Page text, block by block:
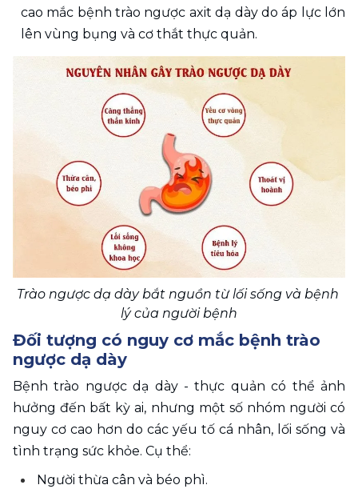
cao mắc bệnh trào ngược axit dạ dày do áp lực lớn
lên vùng bụng và cơ thắt thực quản.
Trào ngược dạ dày bắt nguồn từ lối sống và bệnh
lý của người bệnh
Đối tượng có nguy cơ mắc bệnh trào
ngược dạ dày
Bệnh trào ngược dạ dày - thực quản có thể ảnh
hưởng đến bất kỳ ai, nhưng một số nhóm người có
nguy cơ cao hơn do các yếu tố cá nhân, lối sống và
tình trạng sức khỏe. Cụ thể:
Người thừa cân và béo phì.